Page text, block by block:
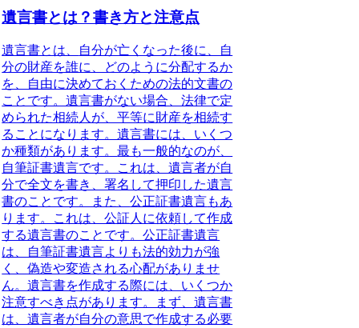
遺言書とは？書き方と注意点
遺言書とは、
自分が亡くなった後に、自
分の財産を誰に、どのように分配するか
を、自由に決めておくための法的文書の
ことです。遺言書がない場合、法律で定
められた相続人が、平等に財産を相続す
ることになります。遺言書には、いくつ
か種類があります。最も一般的なのが、
自筆証書遺言です。これは、遺言者が自
分で全文を書き、署名して押印した遺言
書のことです。また、公正証書遺言もあ
ります。これは、公証人に依頼して作成
する遺言書のことです。公正証書遺言
は、自筆証書遺言よりも法的効力が強
く、偽造や変造される心配がありませ
ん。遺言書を作成する際には、 いくつか
注意すべき点があります。まず、遺言書
は、遺言者が自分の意思で作成する必要